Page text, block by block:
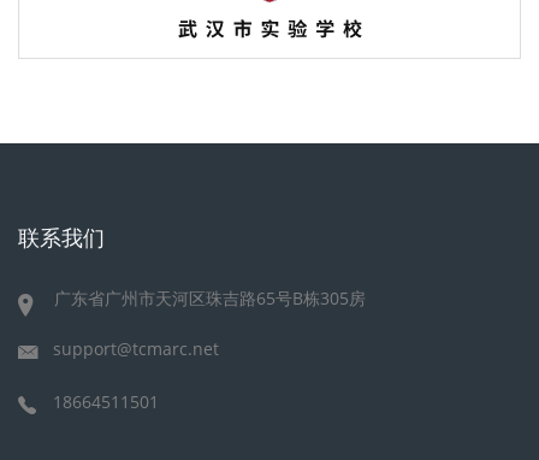
联系我们
广东省广州市天河区珠吉路65号B栋305房
support@tcmarc.net
18664511501